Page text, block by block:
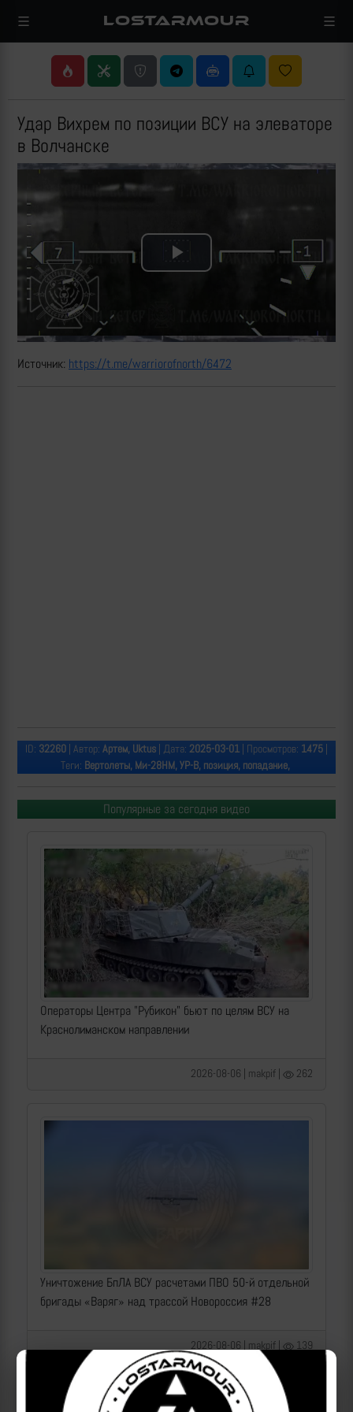
LOSTARMOUR
Удар Вихрем по позиции ВСУ на элеваторе
в Волчанске
Play
Источник: https://t.me/warriorofnorth/6472
ID: 32260 | Автор: Артем, Uktus | Дата: 2025-03-01 | Просмотров: 1475 |
Теги: Вертолеты, Ми-28НМ, УР-В, позиция, попадание,
Популярные за сегодня видео
Операторы Центра "Рубикон" бьют по целям ВСУ на
Краснолиманском направлении
2026-08-06 | makpif | 262
Уничтожение БпЛА ВСУ расчетами ПВО 50-й отдельной
бригады «Варяг» над трассой Новороссия #28
2026-08-06 | makpif | 139